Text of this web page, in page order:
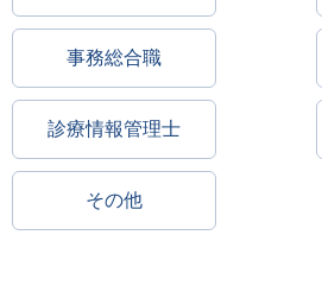
事務総合職
診療情報管理士
その他